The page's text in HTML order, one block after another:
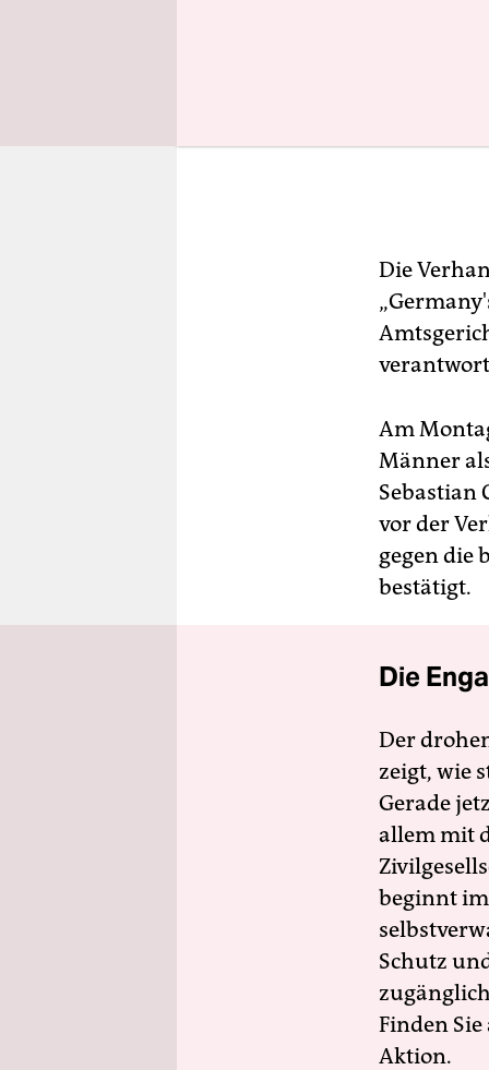
Die
Am
Männer
Sebastian
vor der
gegen die
bestätigt.
Die
Der
zeigt, wie
Gerade
allem mit
beginnt
Schutz
Finden
Aktion.